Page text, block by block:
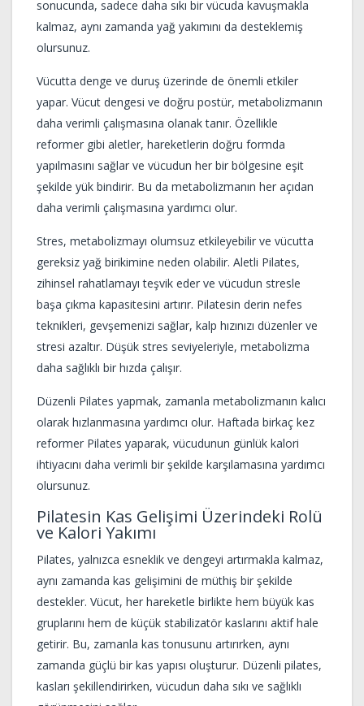
sonucunda, sadece daha sıkı bir vücuda kavuşmakla
kalmaz, aynı zamanda yağ yakımını da desteklemiş
olursunuz.
Vücutta denge ve duruş üzerinde de önemli etkiler
yapar. Vücut dengesi ve doğru postür, metabolizmanın
daha verimli çalışmasına olanak tanır. Özellikle
reformer gibi aletler, hareketlerin doğru formda
yapılmasını sağlar ve vücudun her bir bölgesine eşit
şekilde yük bindirir. Bu da metabolizmanın her açıdan
daha verimli çalışmasına yardımcı olur.
Stres, metabolizmayı olumsuz etkileyebilir ve vücutta
gereksiz yağ birikimine neden olabilir. Aletli Pilates,
zihinsel rahatlamayı teşvik eder ve vücudun stresle
başa çıkma kapasitesini artırır. Pilatesin derin nefes
teknikleri, gevşemenizi sağlar, kalp hızınızı düzenler ve
stresi azaltır. Düşük stres seviyeleriyle, metabolizma
daha sağlıklı bir hızda çalışır.
Düzenli Pilates yapmak, zamanla metabolizmanın kalıcı
olarak hızlanmasına yardımcı olur. Haftada birkaç kez
reformer Pilates yaparak, vücudunun günlük kalori
ihtiyacını daha verimli bir şekilde karşılamasına yardımcı
olursunuz.
Pilatesin Kas Gelişimi Üzerindeki Rolü
ve Kalori Yakımı
Pilates, yalnızca esneklik ve dengeyi artırmakla kalmaz,
aynı zamanda kas gelişimini de müthiş bir şekilde
destekler. Vücut, her hareketle birlikte hem büyük kas
gruplarını hem de küçük stabilizatör kaslarını aktif hale
getirir. Bu, zamanla kas tonusunu artırırken, aynı
zamanda güçlü bir kas yapısı oluşturur. Düzenli pilates,
kasları şekillendirirken, vücudun daha sıkı ve sağlıklı